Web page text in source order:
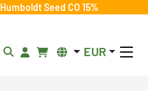
Humboldt Seed CO 15%
EUR